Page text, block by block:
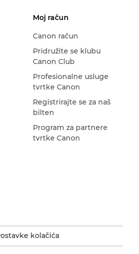
Moj račun
Canon račun
Pridružite se klubu
Canon Club
Profesionalne usluge
tvrtke Canon
Registrirajte se za naš
bilten
Program za partnere
tvrtke Canon
kolačića